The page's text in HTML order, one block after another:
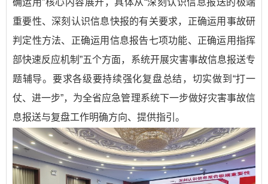
确运用”核心内容展开，具体从“深刻认识信息报送的极端
重要性、深刻认识信息快报的有关要求，正确运用事故研
判定性方法、正确运用信息报告七项功能、正确运用指挥
部快速反应机制”五个方面，系统开展灾害事故信息报送专
题辅导。要求各级要持续强化复盘总结，切实做到“打一
仗、进一步”，为全省应急管理系统下一步做好灾害事故信
息报送与复盘工作明确方向、提供指引。